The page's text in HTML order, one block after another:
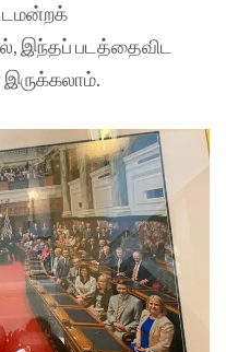
இந்தப் படத்தைவிட